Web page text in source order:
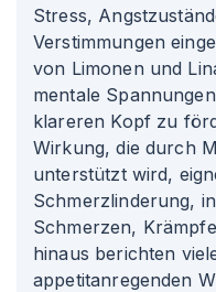
Stress,
Verstimmungen
von Limonen und
mentale
klareren Kopf zu
Wirkung, die durch
unterstützt wird,
Schmerzlinderung,
Schmerzen,
hinaus berichten
appetitanregenden